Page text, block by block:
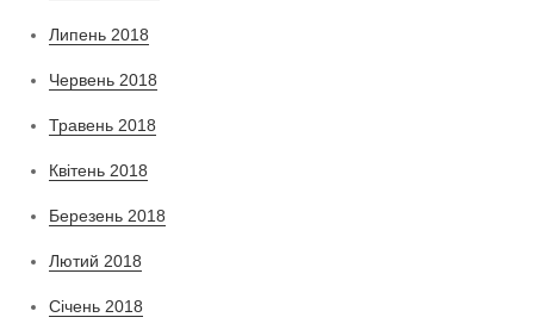
Липень 2018
Червень 2018
Травень 2018
Квітень 2018
Березень 2018
Лютий 2018
Січень 2018